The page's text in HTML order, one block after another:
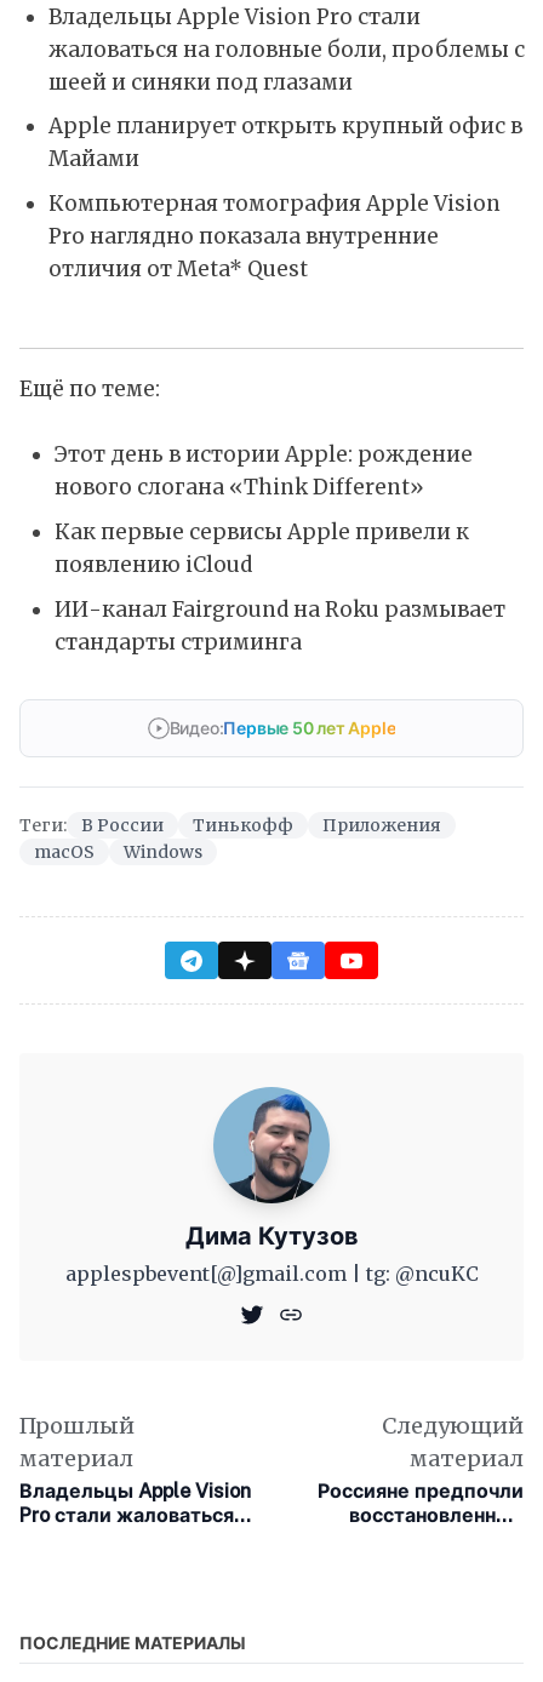
Владельцы Apple Vision Pro стали
жаловаться на головные боли, проблемы с
шеей и синяки под глазами
Apple планирует открыть крупный офис в
Майами
Компьютерная томография Apple Vision
Pro наглядно показала внутренние
отличия от Meta* Quest
Ещё по теме:
Этот день в истории Apple: рождение
нового слогана «Think Different»
Как первые сервисы Apple привели к
появлению iCloud
ИИ-канал Fairground на Roku размывает
стандарты стриминга
Видео:Первые 50 лет Apple
Теги: В России Тинькофф
Приложения
macOS
Windows
Дима Кутузов
applespbevent[@]gmail.com | tg: @ncuKC
Прошлый
материал
Владельцы Apple Vision
Pro стали жаловаться
Следующий
материал
Россияне предпочли
восстановленные
ПОСЛЕДНИЕ МАТЕРИАЛЫ